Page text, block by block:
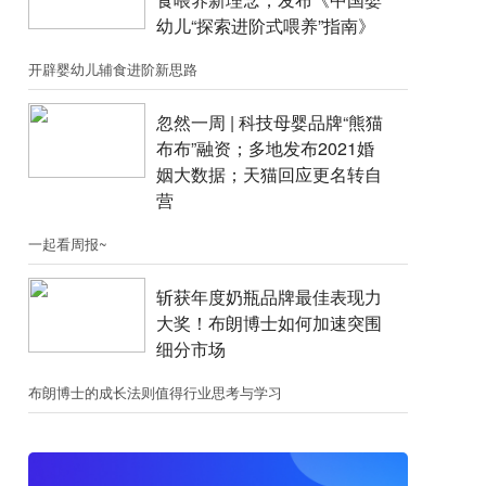
幼儿“探索进阶式喂养”指南》
开辟婴幼儿辅食进阶新思路
忽然一周 |​​ 科技母婴品牌“熊猫
布布”融资；​多地发布2021婚
姻大数据；天猫回应更名转自
营
一起看周报~
斩获年度奶瓶品牌最佳表现力
大奖！布朗博士如何加速突围
细分市场
布朗博士的成长法则值得行业思考与学习